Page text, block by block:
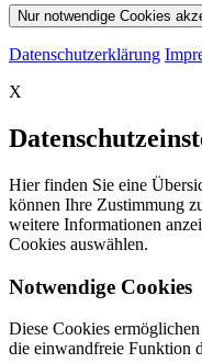
Nur notwendige Cookies
Datenschutzerklärung
X
Hier finden Sie eine
können Ihre Zustimmung
weitere Informationen
Cookies auswählen.
Notwendige Cookies
Diese Cookies
die einwandfreie Funktion